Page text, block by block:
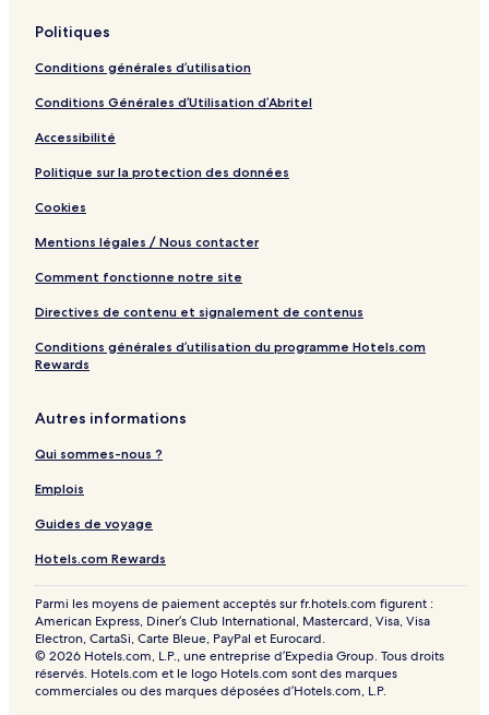
w
e
s
o
r
Politiques
Conditions générales d’utilisation
Conditions Générales d’Utilisation d’Abritel
Accessibilité
Politique sur la protection des données
Cookies
Mentions légales / Nous contacter
Comment fonctionne notre site
Directives de contenu et signalement de contenus
Conditions générales d’utilisation du programme Hotels.com
Rewards
Autres informations
Qui sommes-nous ?
Emplois
Guides de voyage
Hotels.com Rewards
Parmi les moyens de paiement acceptés sur fr.hotels.com figurent :
American Express, Diner’s Club International, Mastercard, Visa, Visa
Electron, CartaSi, Carte Bleue, PayPal et Eurocard.
© 2026 Hotels.com, L.P., une entreprise d’Expedia Group. Tous droits
réservés. Hotels.com et le logo Hotels.com sont des marques
commerciales ou des marques déposées d’Hotels.com, L.P.